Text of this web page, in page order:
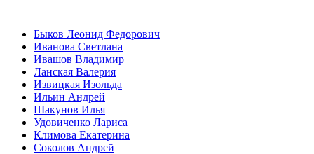
Быков Леонид Федорович
Иванова Светлана
Ивашов Владимир
Ланская Валерия
Извицкая Изольда
Ильин Андрей
Шакунов Илья
Удовиченко Лариса
Климова Екатерина
Соколов Андрей